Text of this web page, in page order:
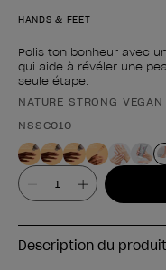
HANDS & FEET
Polis ton bonheur avec
qui aide à révéler une
seule étape.
Forme du produit
NATURE STRONG
NSSC010
Valeur
Description du produit